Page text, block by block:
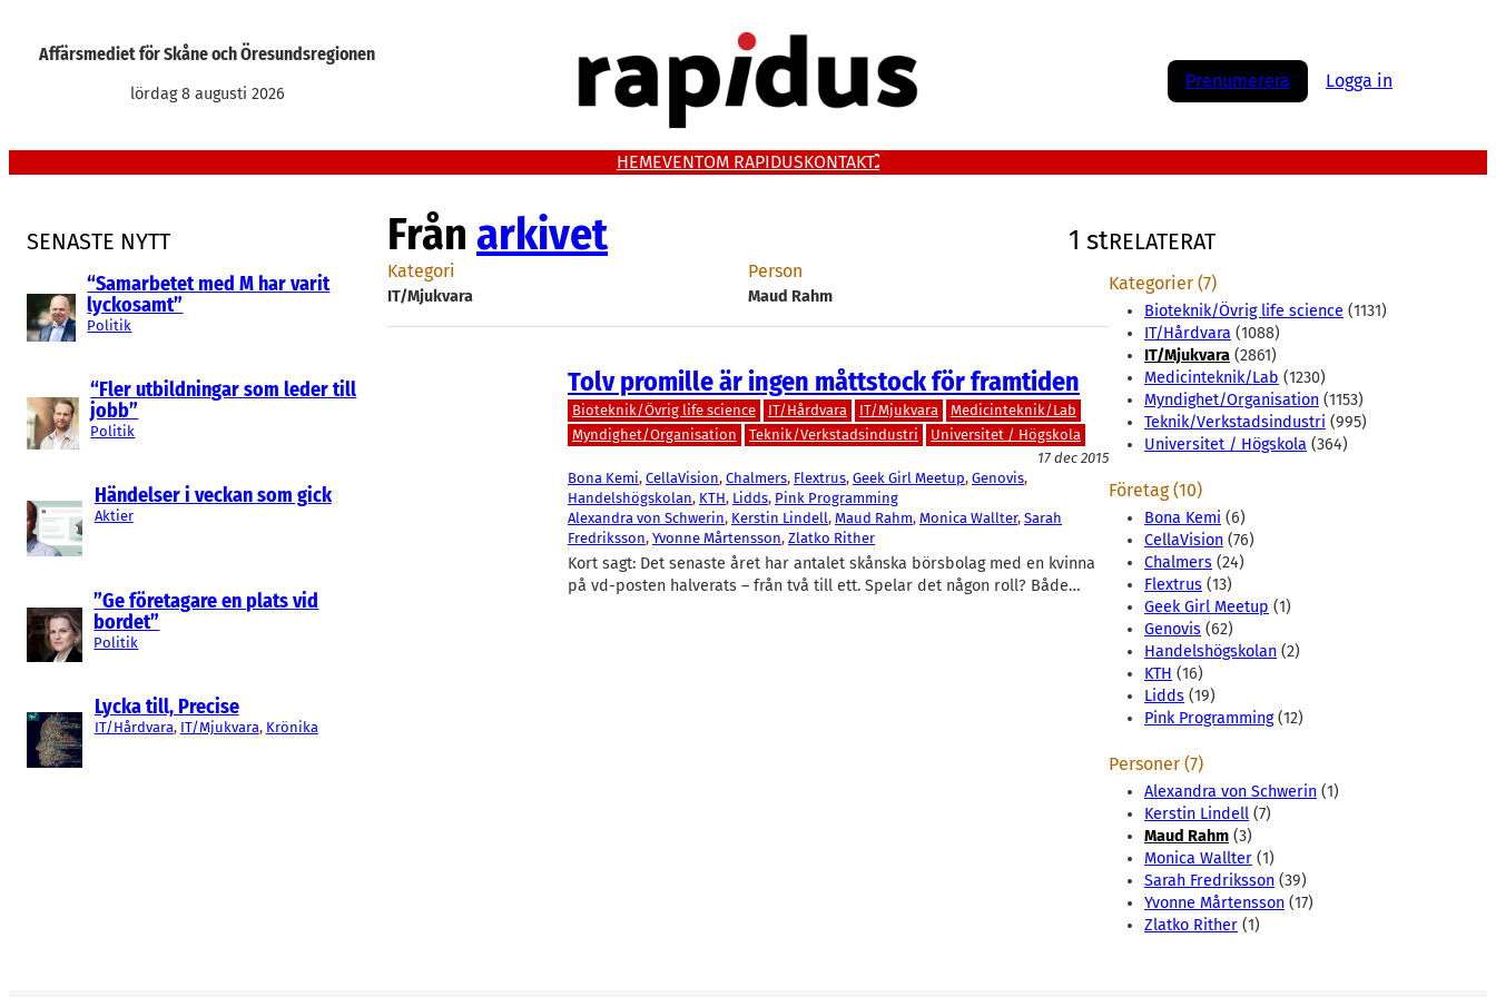
Affärsmediet för Skåne och Öresundsregionen
lördag 8 augusti 2026
Prenumerera Logga in
HEMEVENTOM RAPIDUSKONTAKT
SENASTE NYTT
“Samarbetet med M har varit
lyckosamt”
Politik
“Fler utbildningar som leder till
jobb”
Politik
Händelser i veckan som gick
Aktier
”Ge företagare en plats vid
bordet”
Politik
Lycka till, Precise
IT/Hårdvara, IT/Mjukvara, Krönika
Från arkivet 1 st
Kategori
IT/Mjukvara
Person
Maud Rahm
Tolv promille är ingen måttstock för framtiden
Bioteknik/Övrig life science IT/Hårdvara IT/Mjukvara
Medicinteknik/Lab
Myndighet/Organisation
Teknik/Verkstadsindustri
Universitet / Högskola
17 dec 2015
Bona Kemi, CellaVision, Chalmers, Flextrus, Geek Girl Meetup, Genovis
Handelshögskolan, KTH, Lidds, Pink Programming
Alexandra von Schwerin, Kerstin Lindell, Maud Rahm, Monica Wallter, Sarah
Fredriksson, Yvonne Mårtensson, Zlatko Rither
Kort sagt: Det senaste året har antalet skånska börsbolag med en kvinna
på vd-posten halverats – från två till ett. Spelar det någon roll? Både…
RELATERAT
Kategorier (7)
Bioteknik/Övrig life science (1131)
IT/Hårdvara (1088)
IT/Mjukvara (2861)
Medicinteknik/Lab (1230)
Myndighet/Organisation (1153)
Teknik/Verkstadsindustri (995)
Universitet / Högskola (364)
Företag (10)
Bona Kemi (6)
CellaVision (76)
Chalmers (24)
Flextrus (13)
Geek Girl Meetup (1)
Genovis (62)
Handelshögskolan (2)
KTH (16)
Lidds (19)
Pink Programming(12)
Personer (7)
Alexandra von Schwerin (1)
Kerstin Lindell (7)
Maud Rahm (3)
Monica Wallter (1)
Sarah Fredriksson (39)
Yvonne Mårtensson (17)
Zlatko Rither (1)